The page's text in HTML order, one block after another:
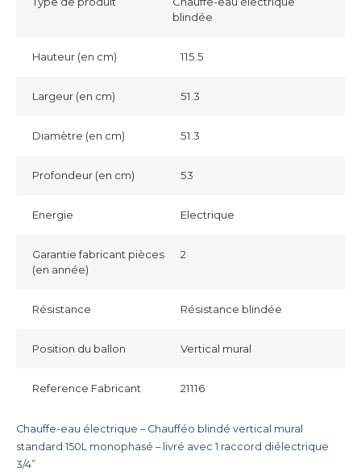
blindée
Hauteur (en cm) 115.5
Largeur (en cm) 51.3
Diamètre (en cm) 51.3
Profondeur (en cm) 53
Energie Electrique
Garantie fabricant pièces
(en année)
2
Résistance Résistance blindée
Position du ballon Vertical mural
Reference Fabricant 21116
Chauffe-eau électrique – Chaufféo blindé vertical mural
standard 150L monophasé – livré avec 1 raccord diélectrique
3/4”